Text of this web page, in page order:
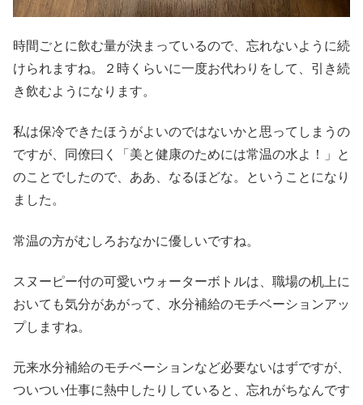
時間ごとに飲む量が決まっているので、忘れないように続
けられますね。２時くらいに一度お代わりをして、引き続
き飲むようになります。
私は保冷できたほうがよいのではないかと思ってしまうの
ですが、同僚曰く「美と健康のためには常温の水よ！」と
のことでしたので、ああ、なるほどな。ということになり
ました。
常温の方がむしろおなかに優しいですね。
スヌーピー付の可愛いウォーターボトルは、職場の机上に
おいても気分があがって、水分補給のモチベーションアッ
プしますね。
元来水分補給のモチベーションなど必要ないはずですが、
ついつい仕事に熱中したりしていると、忘れがちなんです